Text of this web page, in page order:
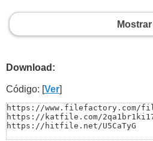
Mostrar
Download:
Código: [Ver]
https://www.filefactory.com/file/
https://katfile.com/
https://hitfile.net/U5CaTyG